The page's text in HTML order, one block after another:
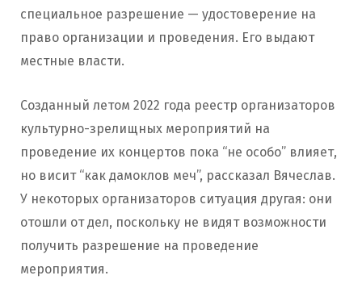
специальное разрешение — удостоверение на
право организации и проведения. Его выдают
местные власти.
Созданный летом 2022 года реестр организаторов
культурно-зрелищных мероприятий на
проведение их концертов пока “не особо” влияет,
но висит “как дамоклов меч”, рассказал Вячеслав.
У некоторых организаторов ситуация другая: они
отошли от дел, поскольку не видят возможности
получить разрешение на проведение
мероприятия.